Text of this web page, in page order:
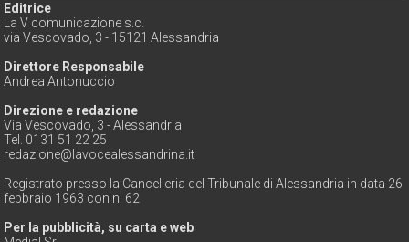
Editrice
La V comunicazione s.c.
via Vescovado, 3 - 15121 Alessandria
Direttore Responsabile
Andrea Antonuccio
Direzione e redazione
Via Vescovado, 3 - Alessandria
Tel. 0131 51 22 25
redazione@lavocealessandrina.it
Registrato presso la Cancelleria del Tribunale di Alessandria in data 26
febbraio 1963 con n. 62
Per la pubblicità, su carta e web